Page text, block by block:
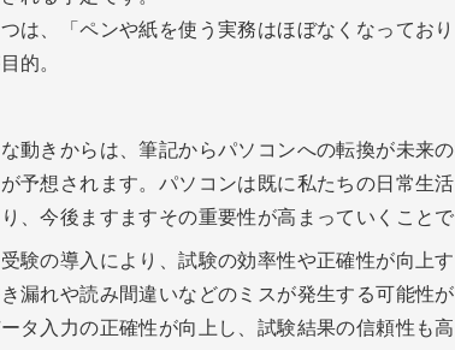
は、「ペンや紙を使う実務はほぼなくなってお
的。
動きからは、筆記からパソコンへの転換が未来
予想されます。パソコンは既に私たちの日常生
、今後ますますその重要性が高まっていくことで
験の導入により、試験の効率性や正確性が向上
漏れや読み間違いなどのミスが発生する可能性
タ入力の正確性が向上し、試験結果の信頼性も高